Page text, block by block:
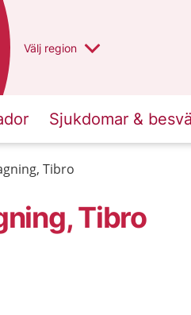
Du har valt region
Välj en annan
region
Sjukdomar &
Tibro
Tibro